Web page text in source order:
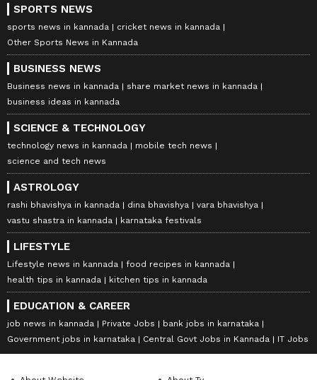
SPORTS NEWS
sports news in kannada
cricket news in kannada
Other Sports News in Kannada
BUSINESS NEWS
Business news in kannada
share market news in kannada
business ideas in kannada
SCIENCE & TECHNOLOGY
technology news in kannada
mobile tech news
science and tech news
ASTROLOGY
rashi bhavishya in kannada dina bhavishya
vara bhavishya
vastu shastra in kannada
karnataka festivals
LIFESTYLE
Lifestyle news in kannada
food recipes in kannada
health tips in kannada
kitchen tips in kannada
EDUCATION & CAREER
job news in kannada Private Jobs
bank jobs in karnataka
Government jobs in karnataka
Central Govt Jobs in Kannada IT Jobs